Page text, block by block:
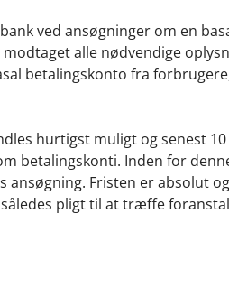
ved ansøgninger om en
alle nødvendige
betalingskonto fra
hurtigst muligt og senest
betalingskonti. Inden for
Fristen er absolut
pligt til at træffe